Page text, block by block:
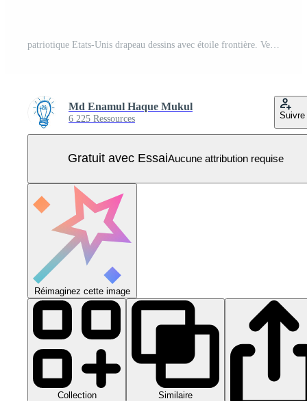
Md Enamul Haque Mukul
6 225 Ressources Suivre
Gratuit avec EssaiAucune attribution requise
Réimaginez cette image
Collection Similaire